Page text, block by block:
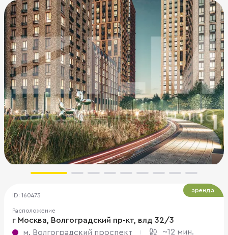
ID: 160473
Расположение
г Москва, Волгоградский пр-кт, влд 32/3
м. Волгоградский проспект
~12 мин.
аренда